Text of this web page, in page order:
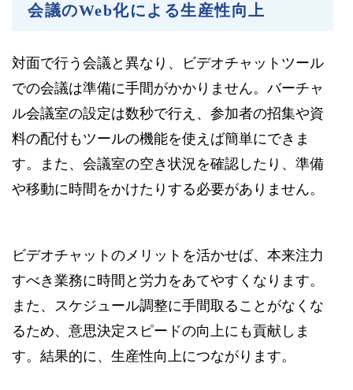
会議のWeb化による生産性向上
対面で行う会議と異なり、ビデオチャットツール
での会議は準備に手間がかかりません。バーチャ
ル会議室の設定は数秒で行え、参加者の招集や資
料の配付もツールの機能を使えば簡単にできま
す。また、会議室の空き状況を確認したり、準備
や移動に時間をかけたりする必要がありません。
ビデオチャットのメリットを活かせば、本来注力
すべき業務に時間と労力をあてやすくなります。
また、スケジュール調整に手間取ることがなくな
るため、意思決定スピードの向上にも貢献しま
す。結果的に、生産性向上につながります。